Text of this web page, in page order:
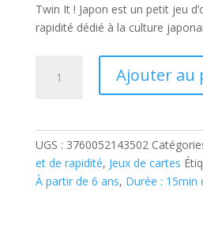
Twin It ! Japon est un petit jeu
rapidité dédié à la culture
Ajouter au
UGS : 3760052143502
et de rapidité, Jeux de cartes
À partir de 6 ans, Durée : 15min